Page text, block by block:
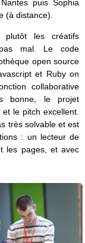
puis Sophia
(à distance).
plutôt les créatifs
pas mal. Le code
open source
et Ruby on
collaborative
bonne, le projet
le pitch excellent.
très solvable et est
: un lecteur de
les pages, et avec